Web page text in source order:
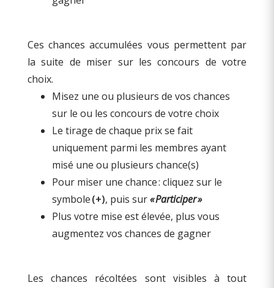
Ces chances accumulées vous permettent par
la suite de miser sur les concours de votre
choix.
Misez une ou plusieurs de vos chances
sur le ou les concours de votre choix
Le tirage de chaque prix se fait
uniquement parmi les membres ayant
misé une ou plusieurs chance(s)
Pour miser une chance : cliquez sur le
symbole(+), puis sur«Participer»
Plus votre mise est élevée, plus vous
augmentez vos chances de gagner
Les chances récoltées sont visibles à tout